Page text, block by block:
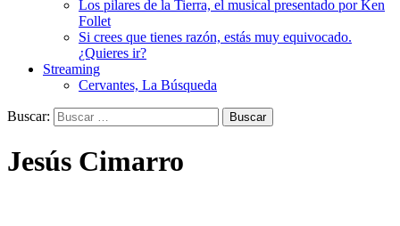
Los pilares de la Tierra, el musical presentado por Ken
Follet
Si crees que tienes razón, estás muy equivocado.
¿Quieres ir?
Streaming
Cervantes, La Búsqueda
Buscar:
Jesús Cimarro